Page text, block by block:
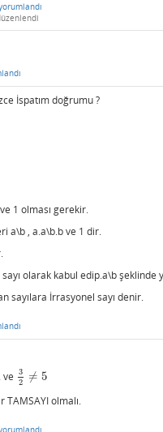
İspatım doğrumu ?
1 olması gerekir.
a\b , a.a\b.b ve 1 dir.
olarak kabul edip.a\b şeklinde
sayılara İrrasyonel sayı denir.
ve 3
2
≠ 5
32 ≠5
TAMSAYI olmalı.